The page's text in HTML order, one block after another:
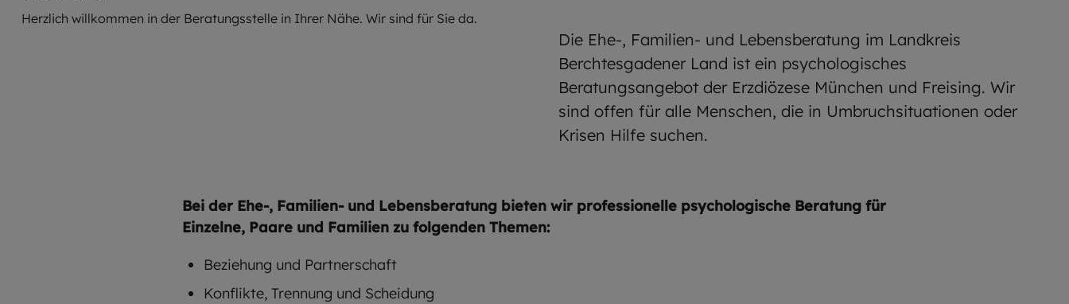
Herzlich willkommen in der Beratungsstelle in Ihrer Nähe. Wir sind für Sie da.
Die Ehe-, Familien- und Lebensberatung im Landkreis
Berchtesgadener Land ist ein psychologisches
Beratungsangebot der Erzdiözese München und Freising. Wir
sind offen für alle Menschen, die in Umbruchsituationen oder
Krisen Hilfe suchen.
Bei der Ehe-, Familien- und Lebensberatung bieten wir professionelle psychologische Beratung für
Einzelne, Paare und Familien zu folgenden Themen:
Beziehung und Partnerschaft
Konflikte, Trennung und Scheidung